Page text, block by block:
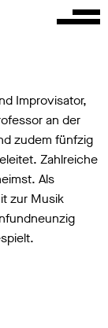
Improvisator,
an der
zudem fünfzig
Zahlreiche
Als
zur Musik